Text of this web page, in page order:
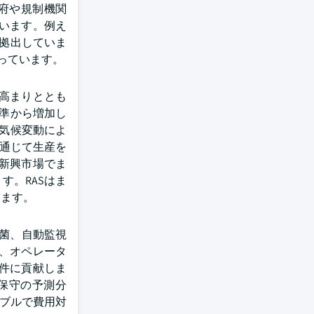
や規制機関
ます。例え
出していま
います。
まりととも
から増加し
候変動によ
じて生産を
興市場でま
。RASはま
す。
、自動監視
オペレータ
に貢献しま
守の予測分
ルで費用対